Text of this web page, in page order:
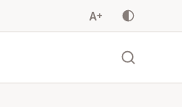
A+